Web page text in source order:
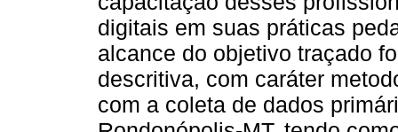
digitais em suas práticas
alcance do objetivo traçado
descritiva, com caráter
com a coleta de dados